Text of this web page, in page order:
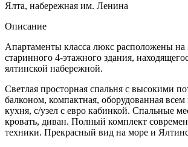
Ялта, набережная им. Ленина
Описание
Апартаменты класса люкс расположены на
старинного 4-этажного здания,
ялтинской набережной.
Светлая просторная спальня с высокими
балконом, компактная, оборудованная
кухня, с/узел с евро кабинкой. Спальные
кровать, диван. Полный комплект
техники. Прекрасный вид на море и